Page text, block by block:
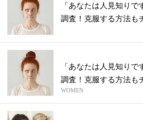
「あなたは人見知りで
調査！克服する方法も
「あなたは人見知りで
調査！克服する方法も
WOMEN